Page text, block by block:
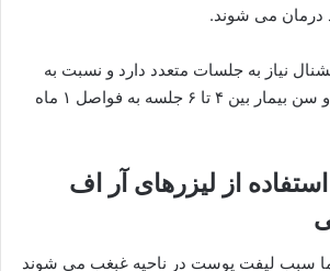
می شوند.
نیاز به جلسات متعدد دارد و نسبت به
میزان افتادگی غبغب و سن بیمار بین ۴ تا ۶ جلسه به فواصل ۱ ماه
از لیزرهای آر اف
گرما سبب لیفت پوست در ناحیه غبغب می شوند